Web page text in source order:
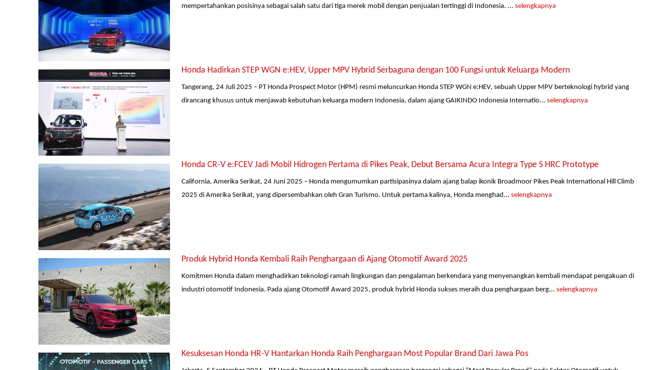
mempertahankan posisinya sebagai salah satu dari tiga merek mobil dengan penjualan tertinggi di Indonesia. ... selengkapnya
Honda Hadirkan STEP WGN e:HEV, Upper MPV Hybrid Serbaguna dengan 100 Fungsi untuk Keluarga Modern
Tangerang, 24 Juli 2025 – PT Honda Prospect Motor (HPM) resmi meluncurkan Honda STEP WGN e:HEV, sebuah Upper MPV berteknologi hybrid yang
dirancang khusus untuk menjawab kebutuhan keluarga modern Indonesia, dalam ajang GAIKINDO Indonesia Internatio... selengkapnya
Honda CR-V e:FCEV Jadi Mobil Hidrogen Pertama di Pikes Peak, Debut Bersama Acura Integra Type S HRC Prototype
California, Amerika Serikat, 24 Juni 2025 – Honda mengumumkan partisipasinya dalam ajang balap ikonik Broadmoor Pikes Peak International Hill Climb
2025 di Amerika Serikat, yang dipersembahkan oleh Gran Turismo. Untuk pertama kalinya, Honda menghad... selengkapnya
Produk Hybrid Honda Kembali Raih Penghargaan di Ajang Otomotif Award 2025
Komitmen Honda dalam menghadirkan teknologi ramah lingkungan dan pengalaman berkendara yang menyenangkan kembali mendapat pengakuan di
industri otomotif Indonesia. Pada ajang Otomotif Award 2025, produk hybrid Honda sukses meraih dua penghargaan berg... selengkapnya
Kesuksesan Honda HR-V Hantarkan Honda Raih Penghargaan Most Popular Brand Dari Jawa Pos